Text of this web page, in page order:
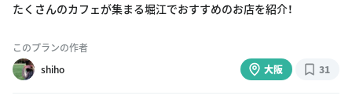
たくさんのカフェが集まる堀江でおすすめのお店を紹介！
このプランの作者
shiho
大阪 31